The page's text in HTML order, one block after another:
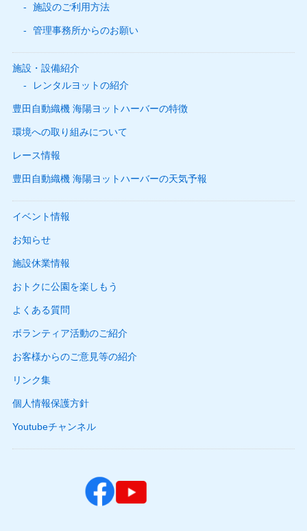
施設のご利用方法
管理事務所からのお願い
施設・設備紹介
レンタルヨットの紹介
豊田自動織機 海陽ヨットハーバーの特徴
環境への取り組みについて
レース情報
豊田自動織機 海陽ヨットハーバーの天気予報
イベント情報
お知らせ
施設休業情報
おトクに公園を楽しもう
よくある質問
ボランティア活動のご紹介
お客様からのご意見等の紹介
リンク集
個人情報保護方針
Youtubeチャンネル